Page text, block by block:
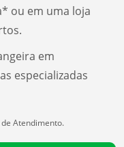
ou em uma loja
em
especializadas
Atendimento.